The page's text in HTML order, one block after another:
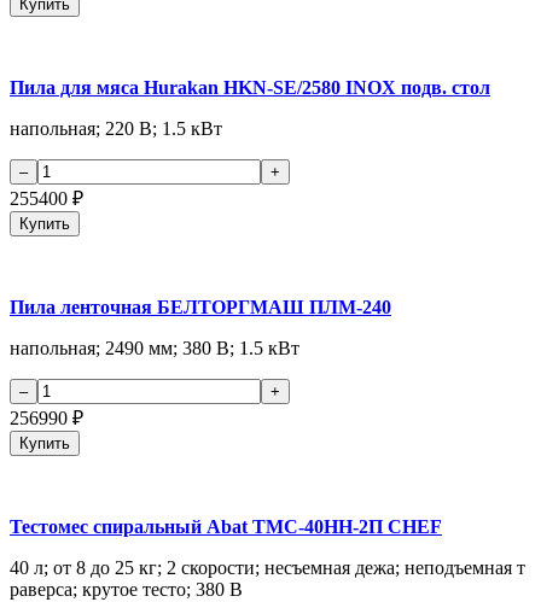
Купить
Пила для мяса Hurakan HKN-SE/2580 INOX подв. стол
напольная; 220 В; 1.5 кВт
255400 ₽
Купить
Пила ленточная БЕЛТОРГМАШ ПЛМ-240
напольная; 2490 мм; 380 В; 1.5 кВт
256990 ₽
Купить
Тестомес спиральный Abat ТМС-40НН-2П CHEF
40 л; от 8 до 25 кг; 2 скорости; несъемная дежа; неподъемная т
раверса; крутое тесто; 380 В